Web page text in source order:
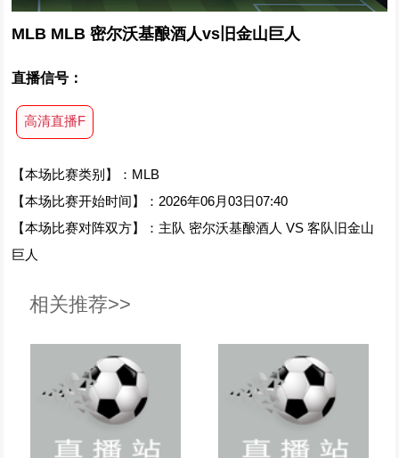
MLB MLB 密尔沃基酿酒人vs旧金山巨人
直播信号：
高清直播F
【本场比赛类别】：MLB
【本场比赛开始时间】：2026年06月03日07:40
【本场比赛对阵双方】：主队 密尔沃基酿酒人 VS 客队旧金山
巨人
相关推荐>>